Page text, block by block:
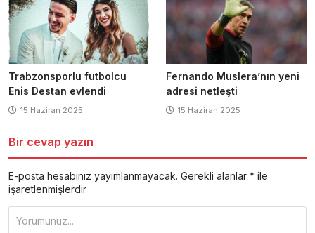
Trabzonsporlu futbolcu
Enis Destan evlendi
15 Haziran 2025
Fernando Muslera’nın yeni
adresi netleşti
15 Haziran 2025
Bir cevap yazın
E-posta hesabınız yayımlanmayacak. Gerekli alanlar * ile
işaretlenmişlerdir